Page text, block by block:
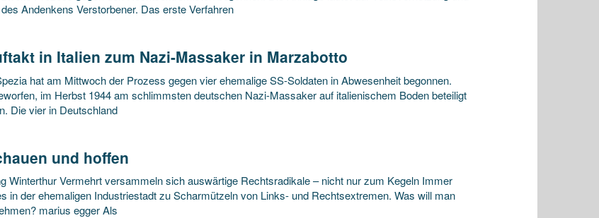
Andenkens Verstorbener. Das erste Verfahren
in Italien zum Nazi-Massaker in Marzabotto
hat am Mittwoch der Prozess gegen vier ehemalige SS-Soldaten in Abwesenheit begonnen.
im Herbst 1944 am schlimmsten deutschen Nazi-Massaker auf italienischem Boden beteiligt
Die vier in Deutschland
und hoffen
Winterthur Vermehrt versammeln sich auswärtige Rechtsradikale – nicht nur zum Kegeln Immer
in der ehemaligen Industriestadt zu Scharmützeln von Links- und Rechtsextremen. Was will man
marius egger Als